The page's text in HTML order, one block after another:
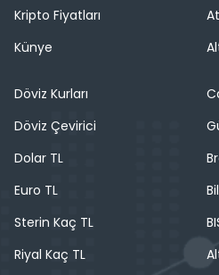
Kripto Fiyatları
Künye
Döviz Kurları
Döviz Çevirici
Dolar TL
Euro TL
Sterin Kaç TL
Riyal Kaç TL